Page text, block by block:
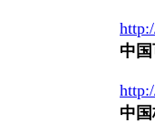
中
中